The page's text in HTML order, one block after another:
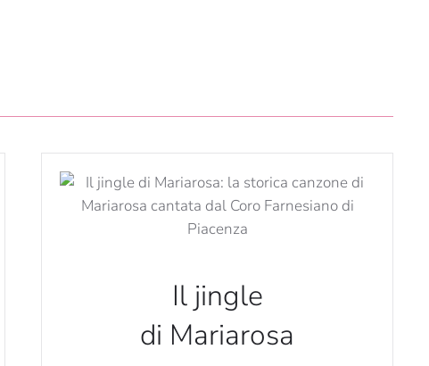
Il jingle
di Mariarosa